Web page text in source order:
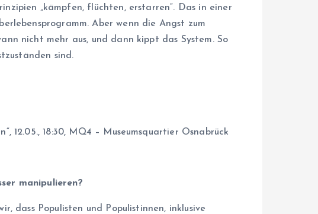
„kämpfen, flüchten, erstarren“. Das in einer
Aber wenn die Angst zum
nicht mehr aus, und dann kippt das System. So
sind.
12.05., 18:30, MQ4 – Museumsquartier Osnabrück
manipulieren?
dass Populisten und Populistinnen, inklusive